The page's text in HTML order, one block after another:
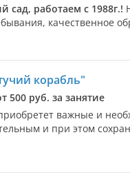
сад, работаем с 1988г.!
качественное
корабль"
500 руб. за занятие
важные и
и при этом